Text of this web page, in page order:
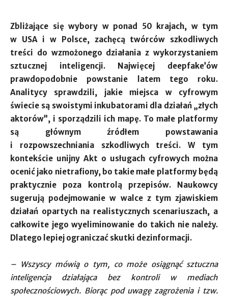
Zbliżające się wybory w ponad 50 krajach, w tym
w USA i w Polsce, zachęcą twórców szkodliwych
treści do wzmożonego działania z wykorzystaniem
sztucznej inteligencji. Najwięcej deepfake’ów
prawdopodobnie powstanie latem tego roku.
Analitycy sprawdzili, jakie miejsca w cyfrowym
świecie są swoistymi inkubatorami dla działań „złych
aktorów”, i sporządzili ich mapę. To małe platformy
są głównym źródłem powstawania
i rozpowszechniania szkodliwych treści. W tym
kontekście unijny Akt o usługach cyfrowych można
ocenić jako nietrafiony, bo takie małe platformy będą
praktycznie poza kontrolą przepisów. Naukowcy
sugerują podejmowanie w walce z tym zjawiskiem
działań opartych na realistycznych scenariuszach, a
całkowite jego wyeliminowanie do takich nie należy.
Dlatego lepiej ograniczać skutki dezinformacji.
– Wszyscy mówią o tym, co może osiągnąć sztuczna
inteligencja działająca bez kontroli w mediach
społecznościowych. Biorąc pod uwagę zagrożenia i tzw.